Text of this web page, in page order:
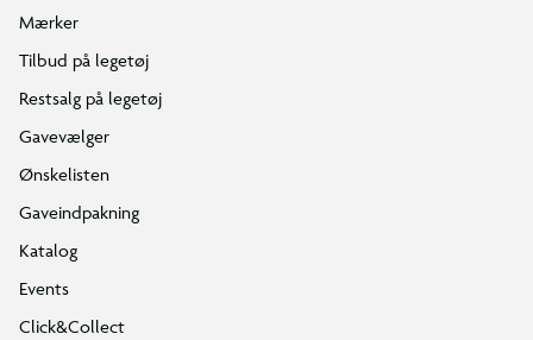
Mærker
Tilbud på legetøj
Restsalg på legetøj
Gavevælger
Ønskelisten
Gaveindpakning
Katalog
Events
Click&Collect